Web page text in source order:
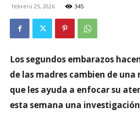
febrero 25, 2026 345
Los segundos embarazos
de las madres cambien de
que les ayuda a enfocar su
esta semana una